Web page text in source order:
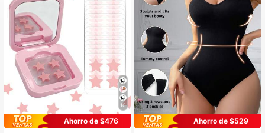
10
Ahorro de $476
Ahorro de $529
#1 Más vendidos
en Casual-Cómodo Bodys moldeadores para mujer